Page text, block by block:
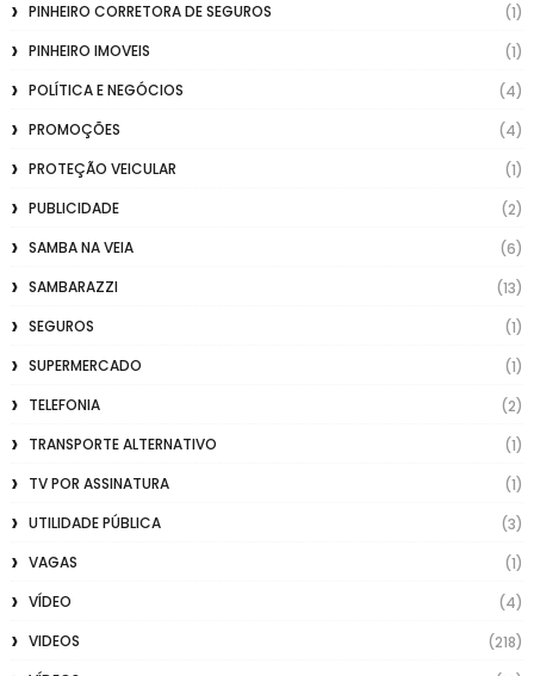
PINHEIRO CORRETORA DE SEGUROS
(1)
PINHEIRO IMOVEIS
(1)
POLÍTICA E NEGÓCIOS
(4)
PROMOÇÕES
(4)
PROTEÇÃO VEICULAR
(1)
PUBLICIDADE
(2)
SAMBA NA VEIA
(6)
SAMBARAZZI
(13)
SEGUROS
(1)
SUPERMERCADO
(1)
TELEFONIA
(2)
TRANSPORTE ALTERNATIVO
(1)
TV POR ASSINATURA
(1)
UTILIDADE PÚBLICA
(3)
VAGAS
(1)
VÍDEO
(4)
VIDEOS
(218)